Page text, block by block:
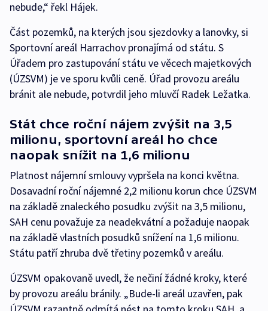
nebude,“ řekl Hájek.
Část pozemků, na kterých jsou sjezdovky a lanovky, si
Sportovní areál Harrachov pronajímá od státu. S
Úřadem pro zastupování státu ve věcech majetkových
(ÚZSVM) je ve sporu kvůli ceně. Úřad provozu areálu
bránit ale nebude, potvrdil jeho mluvčí Radek Ležatka.
Stát chce roční nájem zvýšit na 3,5
milionu, sportovní areál ho chce
naopak snížit na 1,6 milionu
Platnost nájemní smlouvy vypršela na konci května.
Dosavadní roční nájemné 2,2 milionu korun chce ÚZSVM
na základě znaleckého posudku zvýšit na 3,5 milionu,
SAH cenu považuje za neadekvátní a požaduje naopak
na základě vlastních posudků snížení na 1,6 milionu.
Státu patří zhruba dvě třetiny pozemků v areálu.
ÚZSVM opakovaně uvedl, že nečiní žádné kroky, které
by provozu areálu bránily. „Bude-li areál uzavřen, pak